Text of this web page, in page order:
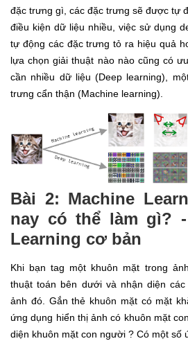
đặc trưng gì, các đặc trưng sẽ được tự
điều kiện dữ liệu nhiều, việc sử dụng
tự động các đặc trưng tỏ ra hiệu quả
lựa chọn giải thuật nào nào cũng có
cần nhiều dữ liệu (Deep learning),
trưng cẩn thận (Machine learning).
Bài 2: Machine
nay có thể làm gì?
Learning cơ bản
Khi bạn tag một khuôn mặt trong
thuật toán bên dưới và nhận diện
ảnh đó. Gắn thẻ khuôn mặt có mặt
ứng dụng hiển thị ảnh có khuôn mặt
diện khuôn mặt con người ? Có một số